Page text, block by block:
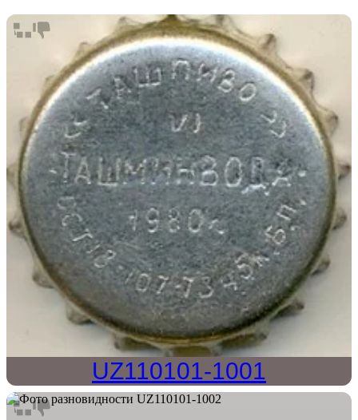
UZ110101-1001